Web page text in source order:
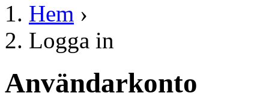
Hem ›
Logga in
Användarkonto